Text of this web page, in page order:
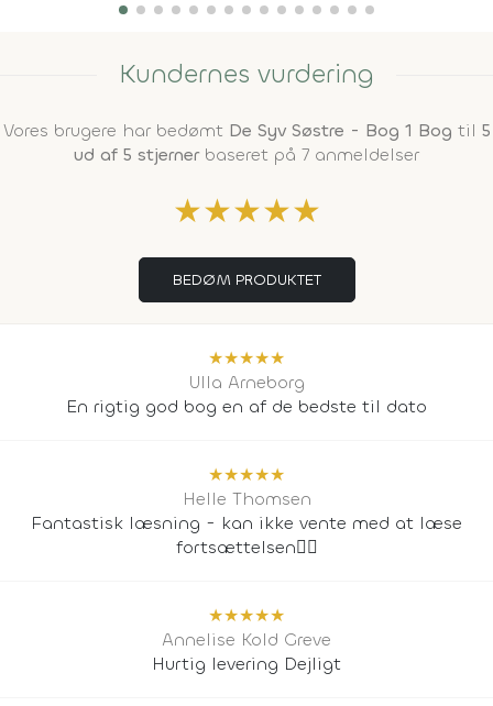
Kundernes vurdering
Vores brugere har bedømt De Syv Søstre - Bog 1 Bog til 5
ud af 5 stjernerbaseret på 7 anmeldelser
★★★★★
BEDØM PRODUKTET
★★★★★
Ulla Arneborg
En rigtig god bog en af de bedste til dato
★★★★★
Helle Thomsen
Fantastisk læsning - kan ikke vente med at læse
fortsættelsen👌🏻
★★★★★
Annelise Kold Greve
Hurtig levering Dejligt